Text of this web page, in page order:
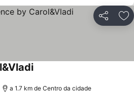
Partilhar
Ver preços
a 1.7 km de Centro da cidade